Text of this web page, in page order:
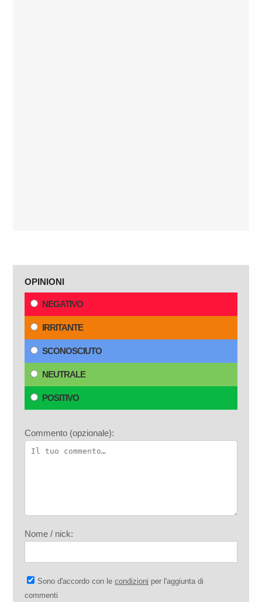
OPINIONI
NEGATIVO
IRRITANTE
SCONOSCIUTO
NEUTRALE
POSITIVO
Commento (opzionale):
Nome / nick:
Sono d'accordo con lecondizioni per l'aggiunta di
commenti